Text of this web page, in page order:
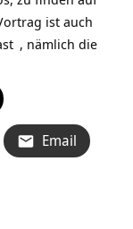
ist auch
, nämlich die
Email